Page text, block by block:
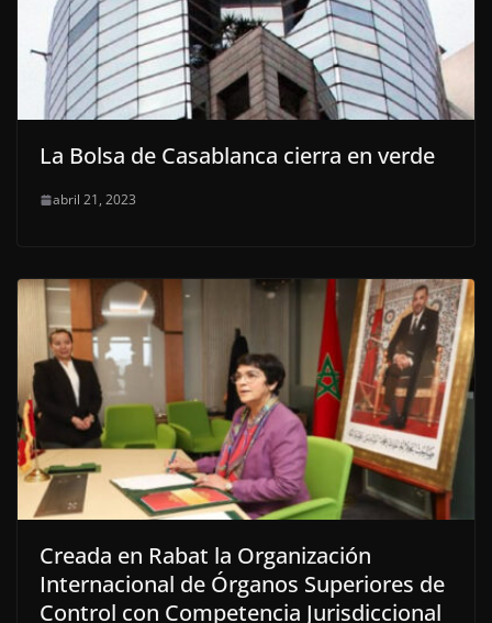
La Bolsa de Casablanca cierra en verde
abril 21, 2023
Creada en Rabat la Organización
Internacional de Órganos Superiores de
Control con Competencia Jurisdiccional